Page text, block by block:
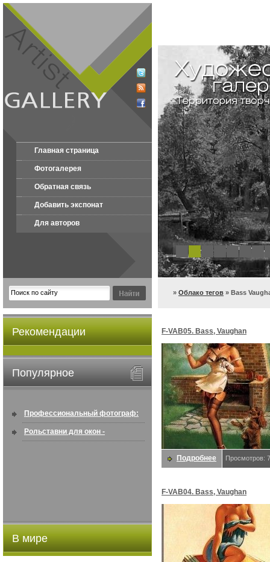
Главная страница
Фотогалерея
Обратная связь
Добавить экспонат
Для авторов
» Облако тегов » Bass
Рекомендации
Популярное
Профессиональный фотограф:
искусство создавать снимки, ...
Рольставни для окон -
В мире
F-VAB05. Bass, Vaughan
Подробнее Просмотров:
F-VAB04. Bass, Vaughan